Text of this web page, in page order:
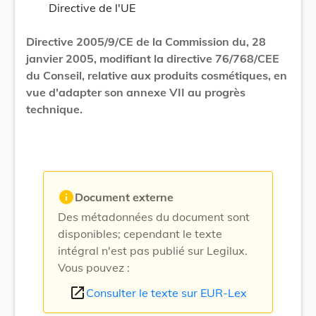
Directive de l'UE
Directive 2005/9/CE de la Commission du, 28
janvier 2005, modifiant la directive 76/768/CEE
du Conseil, relative aux produits cosmétiques, en
vue d'adapter son annexe VII au progrès
technique.
infoDocument externe
Des métadonnées du document sont
disponibles; cependant le texte
intégral n'est pas publié sur Legilux.
Vous pouvez :
open_in_new Consulter le texte sur EUR-Lex